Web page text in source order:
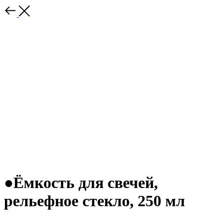
●Ёмкость для свечей,
рельефное стекло, 250 мл